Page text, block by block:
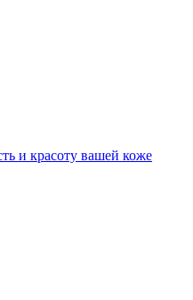
и красоту вашей коже